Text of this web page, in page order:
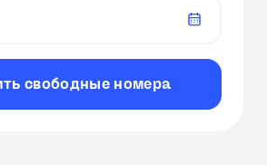
свободные номера